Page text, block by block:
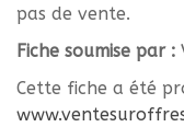
pas de vente.
Fiche soumise par :
Cette fiche a été